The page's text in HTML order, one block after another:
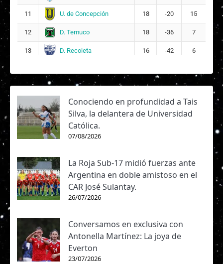
11 U. de Concepción 18 -20 15
12 D. Temuco 18 -36 7
13 D. Recoleta 16 -42 6
Conociendo en profundidad a Tais
Silva, la delantera de Universidad
Católica.
07/08/2026
La Roja Sub-17 midió fuerzas ante
Argentina en doble amistoso en el
CAR José Sulantay.
26/07/2026
Conversamos en exclusiva con
Antonella Martínez: La joya de
Everton
23/07/2026